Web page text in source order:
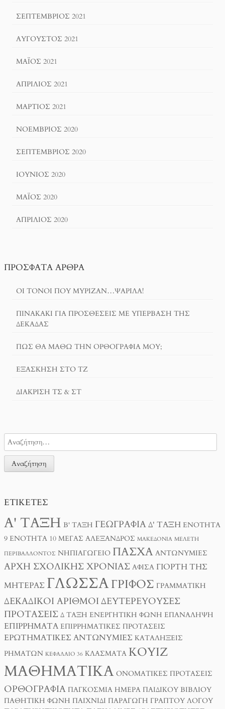
ΣΕΠΤΈΜΒΡΙΟΣ 2021
ΑΎΓΟΥΣΤΟΣ 2021
ΜΆΙΟΣ 2021
ΑΠΡΊΛΙΟΣ 2021
ΜΆΡΤΙΟΣ 2021
ΝΟΈΜΒΡΙΟΣ 2020
ΣΕΠΤΈΜΒΡΙΟΣ 2020
ΙΟΎΝΙΟΣ 2020
ΜΆΙΟΣ 2020
ΑΠΡΊΛΙΟΣ 2020
ΠΡΌΣΦΑΤΑ ΆΡΘΡΑ
ΟΙ ΤΌΝΟΙ ΠΟΥ ΜΎΡΙΖΑΝ…ΨΑΡΊΛΑ!
ΠΙΝΑΚΆΚΙ ΓΙΑ ΠΡΟΣΘΈΣΕΙΣ ΜΕ ΥΠΈΡΒΑΣΗ ΤΗΣ
ΔΕΚΆΔΑΣ
ΠΏΣ ΘΑ ΜΆΘΩ ΤΗΝ ΟΡΘΟΓΡΑΦΊΑ ΜΟΥ;
ΕΞΆΣΚΗΣΗ ΣΤΟ ΤΖ
ΔΙΆΚΡΙΣΗ ΤΣ & ΣΤ
ΕΤΙΚΈΤΕΣ
Α' ΤΆΞΗ Β' ΤΆΞΗ ΓΕΩΓΡΑΦΊΑΔ' ΤΆΞΗ ΕΝΌΤΗΤΑ
9 ΕΝΌΤΗΤΑ 10 ΜΈΓΑΣ ΑΛΈΞΑΝΔΡΟΣ ΜΑΚΕΔΟΝΊΑ ΜΕΛΈΤΗ
ΠΕΡΙΒΆΛΛΟΝΤΟΣ ΝΗΠΙΑΓΩΓΕΊΟ ΠΆΣΧΑ ΑΝΤΩΝΥΜΊΕΣ
ΑΡΧΉ ΣΧΟΛΙΚΉΣ ΧΡΟΝΙΆΣ ΑΦΊΣΑ ΓΙΟΡΤΉ ΤΗΣ
ΜΗΤΈΡΑΣ ΓΛΏΣΣΑΓΡΊΦΟΣ ΓΡΑΜΜΑΤΙΚΉ
ΔΕΚΑΔΙΚΟΊ ΑΡΙΘΜΟΊ ΔΕΥΤΕΡΕΎΟΥΣΕΣ
ΠΡΟΤΆΣΕΙΣ Δ ΤΑΞΗ ΕΝΕΡΓΗΤΙΚΉ ΦΩΝΉ ΕΠΑΝΆΛΗΨΗ
ΕΠΙΡΡΉΜΑΤΑ ΕΠΙΡΡΗΜΑΤΙΚΈΣ ΠΡΟΤΆΣΕΙΣ
ΕΡΩΤΗΜΑΤΙΚΈΣ ΑΝΤΩΝΥΜΊΕΣ ΚΑΤΑΛΉΞΕΙΣ
ΡΗΜΆΤΩΝ ΚΕΦΆΛΑΙΟ 36 ΚΛΆΣΜΑΤΑ ΚΟΥΊΖ
ΜΑΘΗΜΑΤΙΚΆ ΟΝΟΜΑΤΙΚΈΣ ΠΡΟΤΆΣΕΙΣ
ΟΡΘΟΓΡΑΦΊΑ ΠΑΓΚΌΣΜΙΑ ΗΜΈΡΑ ΠΑΙΔΙΚΟΎ ΒΙΒΛΊΟΥ
ΠΑΘΗΤΙΚΉ ΦΩΝΉ ΠΑΙΧΝΊΔΙ ΠΑΡΑΓΩΓΉ ΓΡΑΠΤΟΎ ΛΌΓΟΥ